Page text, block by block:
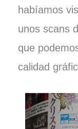
habíamos
unos scans
que
calidad